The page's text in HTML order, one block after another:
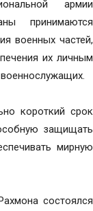
армии
принимаются
военных частей,
их личным
короткий срок
защищать
мирную
состоялся